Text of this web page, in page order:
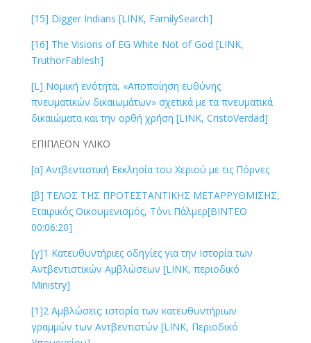
[15] Digger Indians [LINK, FamilySearch]
[16] The Visions of EG White Not of God [LINK,
TruthorFablesh]
[L] Νομική ενότητα, «Αποποίηση ευθύνης
πνευματικών δικαιωμάτων» σχετικά με τα πνευματικά
δικαιώματα και την ορθή χρήση [LINK, CristoVerdad]
ΕΠΙΠΛΕΟΝ ΥΛΙΚΟ
[α] Αντβεντιστική Εκκλησία του Χεριού με τις Πόρνες
[β] ΤΕΛΟΣ ΤΗΣ ΠΡΟΤΕΣΤΑΝΤΙΚΗΣ ΜΕΤΑΡΡΥΘΜΙΣΗΣ,
Εταιρικός Οικουμενισμός, Τόνι Πάλμερ[ΒΙΝΤΕΟ
00:06:20]
[γ]1 Κατευθυντήριες οδηγίες για την Ιστορία των
Αντβεντιστικών Αμβλώσεων [LINK, περιοδικό
Ministry]
[1]2 Αμβλώσεις: ιστορία των κατευθυντήριων
γραμμών των Αντβεντιστών [LINK, Περιοδικό